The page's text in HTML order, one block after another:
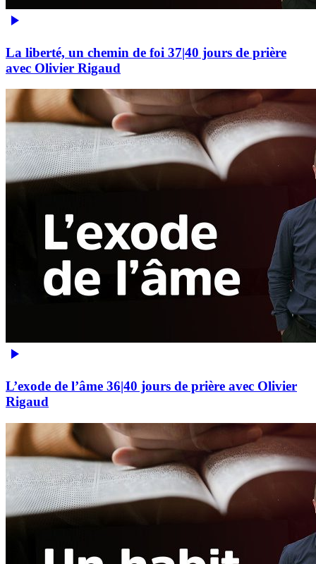
La liberté, un chemin de foi 37|40 jours de prière
avec Olivier Rigaud
L’exode de l’âme 36|40 jours de prière avec Olivier
Rigaud